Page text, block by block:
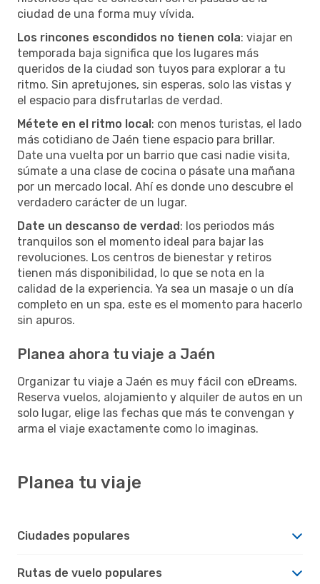
ciudad de una forma muy vívida.
Los rincones escondidos no tienen cola: viajar en
temporada baja significa que los lugares más
queridos de la ciudad son tuyos para explorar a tu
ritmo. Sin apretujones, sin esperas, solo las vistas y
el espacio para disfrutarlas de verdad.
Métete en el ritmo local: con menos turistas, el lado
más cotidiano de Jaén tiene espacio para brillar.
Date una vuelta por un barrio que casi nadie visita,
súmate a una clase de cocina o pásate una mañana
por un mercado local. Ahí es donde uno descubre el
verdadero carácter de un lugar.
Date un descanso de verdad: los periodos más
tranquilos son el momento ideal para bajar las
revoluciones. Los centros de bienestar y retiros
tienen más disponibilidad, lo que se nota en la
calidad de la experiencia. Ya sea un masaje o un día
completo en un spa, este es el momento para hacerlo
sin apuros.
Planea ahora tu viaje a Jaén
Organizar tu viaje a Jaén es muy fácil con eDreams.
Reserva vuelos, alojamiento y alquiler de autos en un
solo lugar, elige las fechas que más te convengan y
arma el viaje exactamente como lo imaginas.
Planea tu viaje
Ciudades populares
Rutas de vuelo populares